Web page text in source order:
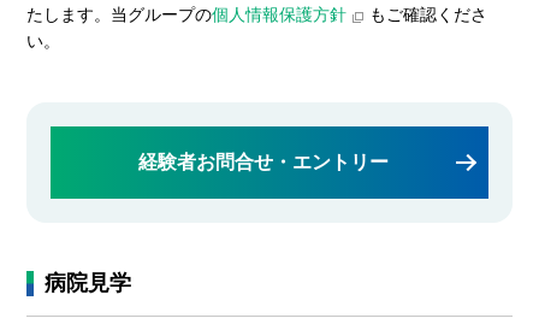
たします。当グループの個人情報保護方針
もご確認くださ
い。
経験者お問合せ・エントリー
病院見学